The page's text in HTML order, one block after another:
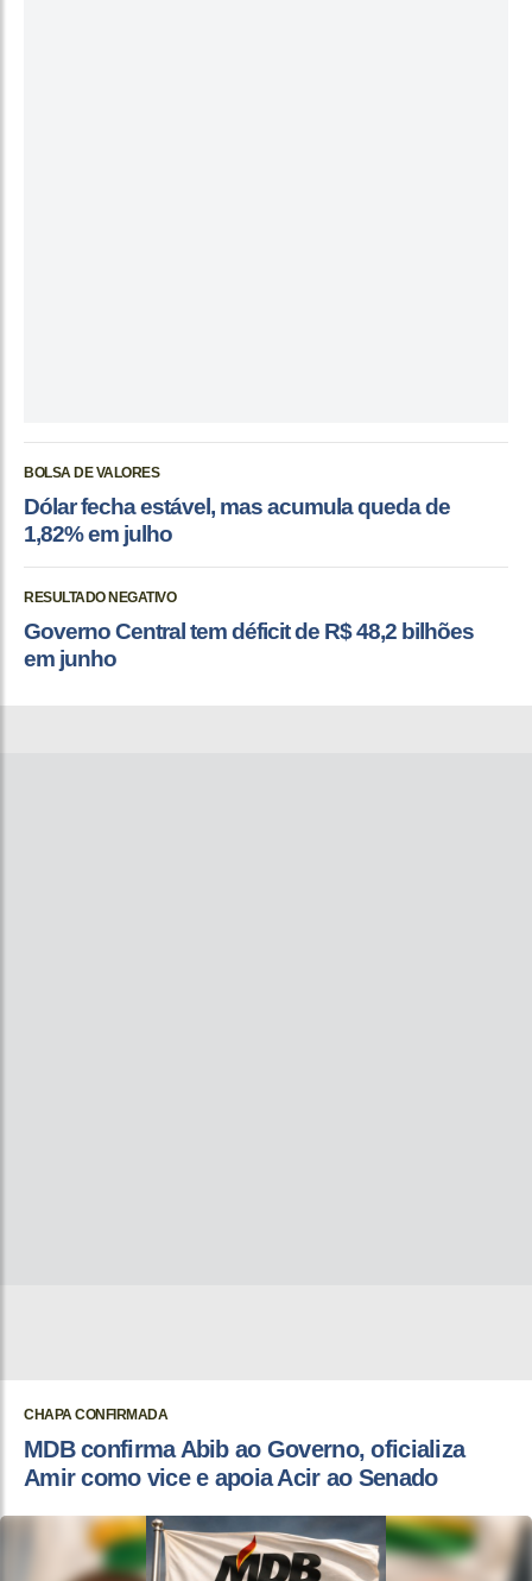
BOLSA DE VALORES
Dólar fecha estável, mas acumula queda de
1,82% em julho
RESULTADO NEGATIVO
Governo Central tem déficit de R$ 48,2 bilhões
em junho
CHAPA CONFIRMADA
MDB confirma Abib ao Governo, oficializa
Amir como vice e apoia Acir ao Senado